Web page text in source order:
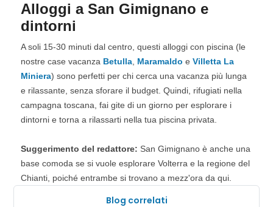
Alloggi a San Gimignano e
dintorni
A soli 15-30 minuti dal centro, questi alloggi con piscina (le
nostre case vacanza Betulla MaramaldoeVilletta La
Miniera) sono perfetti per chi cerca una vacanza più lunga
e rilassante, senza sforare il budget. Quindi, rifugiati nella
campagna toscana, fai gite di un giorno per esplorare i
dintorni e torna a rilassarti nella tua piscina privata.
Suggerimento del redattore: San Gimignano è anche una
base comoda se si vuole esplorare Volterra e la regione del
Chianti, poiché entrambe si trovano a mezz'ora da qui.
Blog correlati